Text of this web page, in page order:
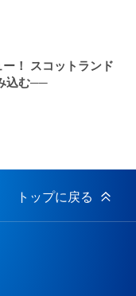
！ スコットランド
込む──
トップに戻る